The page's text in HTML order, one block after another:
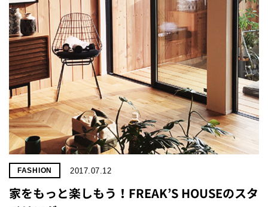
FASHION 2017.07.12
家をもっと楽しもう！FREAK’S HOUSEのスタ